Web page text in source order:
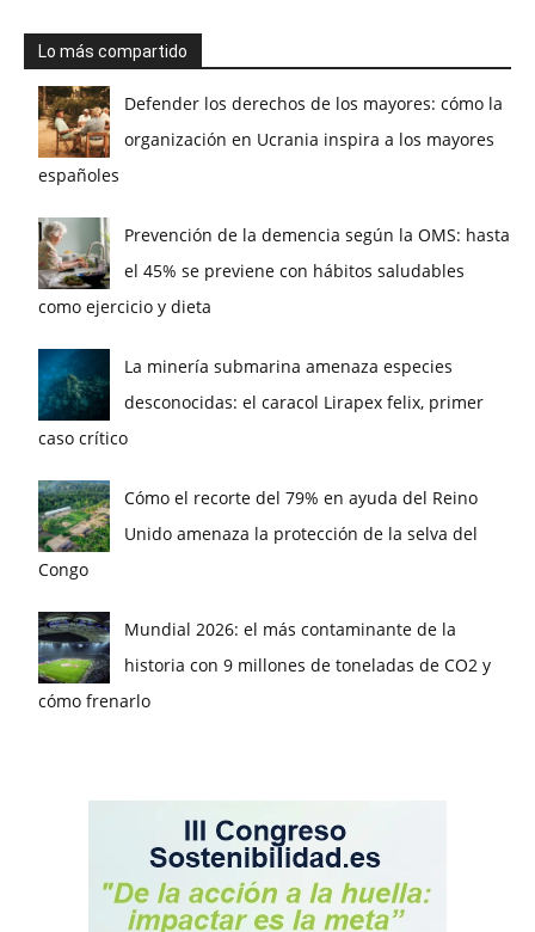
Lo más compartido
Defender los derechos de los mayores: cómo la
organización en Ucrania inspira a los mayores
españoles
Prevención de la demencia según la OMS: hasta
el 45% se previene con hábitos saludables
como ejercicio y dieta
La minería submarina amenaza especies
desconocidas: el caracol Lirapex felix, primer
caso crítico
Cómo el recorte del 79% en ayuda del Reino
Unido amenaza la protección de la selva del
Congo
Mundial 2026: el más contaminante de la
historia con 9 millones de toneladas de CO2 y
cómo frenarlo